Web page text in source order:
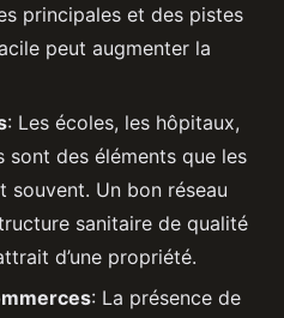
principales et des pistes
peut augmenter la
: Les écoles, les hôpitaux,
sont des éléments que les
souvent. Un bon réseau
sanitaire de qualité
d’une propriété.
: La présence de